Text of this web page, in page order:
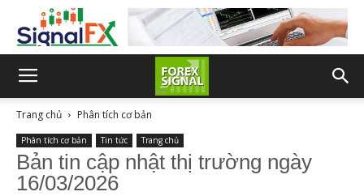
Trang chủ Phân tích cơ bản
Phân tích cơ bản Tin tức Trang chủ
Bản tin cập nhật thị trường ngày
16/03/2026